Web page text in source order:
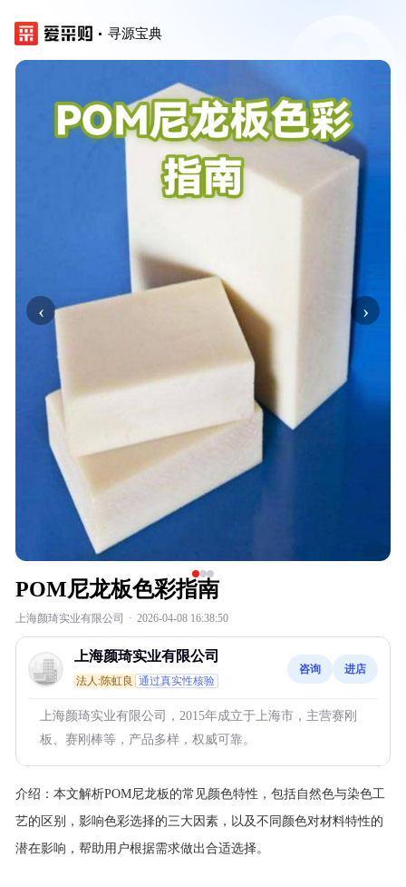
寻源宝典
‹ ›
POM尼龙板色彩指南
上海颜琦实业有限公司 · 2026-04-08 16:38:50
上海颜琦实业有限公司
法人:陈虹良 通过真实性核验
咨询 进店
上海颜琦实业有限公司，2015年成立于上海市，主营赛刚
板、赛刚棒等，产品多样，权威可靠。
介绍： 本文解析POM尼龙板的常见颜色特性，包括自然色与染色工
艺的区别，影响色彩选择的三大因素，以及不同颜色对材料特性的
潜在影响，帮助用户根据需求做出合适选择。